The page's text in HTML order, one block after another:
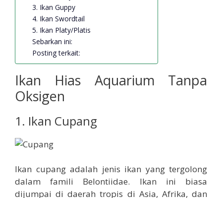
3. Ikan Guppy
4. Ikan Swordtail
5. Ikan Platy/Platis
Sebarkan ini:
Posting terkait:
Ikan Hias Aquarium Tanpa
Oksigen
1. Ikan Cupang
Ikan cupang adalah jenis ikan yang tergolong
dalam famili Belontiidae. Ikan ini biasa
dijumpai di daerah tropis di Asia, Afrika, dan